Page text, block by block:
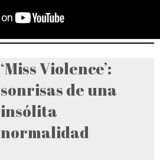
‘Miss Violence’:
sonrisas de una
insólita
normalidad